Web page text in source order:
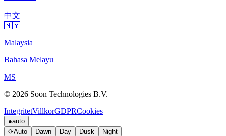
中文
🇲🇾
Malaysia
Bahasa Melayu
MS
© 2026 Soon Technologies B.V.
IntegritetVillkorGDPRCookies
●auto
⟳Auto Dawn Day Dusk Night